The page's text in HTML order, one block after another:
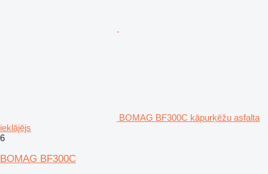
BOMAG BF300C kāpurķēžu asfalta
ieklājējs
6
BOMAG BF300C